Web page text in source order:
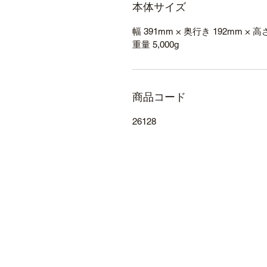
本体サイズ
幅 391mm × 奥行き 192mm × 高
重量 5,000g
商品コード
26128